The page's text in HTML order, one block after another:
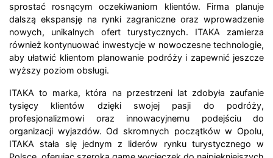
sprostać rosnącym oczekiwaniom klientów. Firma planuje
dalszą ekspansję na rynki zagraniczne oraz wprowadzenie
nowych, unikalnych ofert turystycznych. ITAKA zamierza
również kontynuować inwestycje w nowoczesne technologie,
aby ułatwić klientom planowanie podróży i zapewnić jeszcze
wyższy poziom obsługi.
ITAKA to marka, która na przestrzeni lat zdobyła zaufanie
tysięcy klientów dzięki swojej pasji do podróży,
profesjonalizmowi oraz innowacyjnemu podejściu do
organizacji wyjazdów. Od skromnych początków w Opolu,
ITAKA stała się jednym z liderów rynku turystycznego w